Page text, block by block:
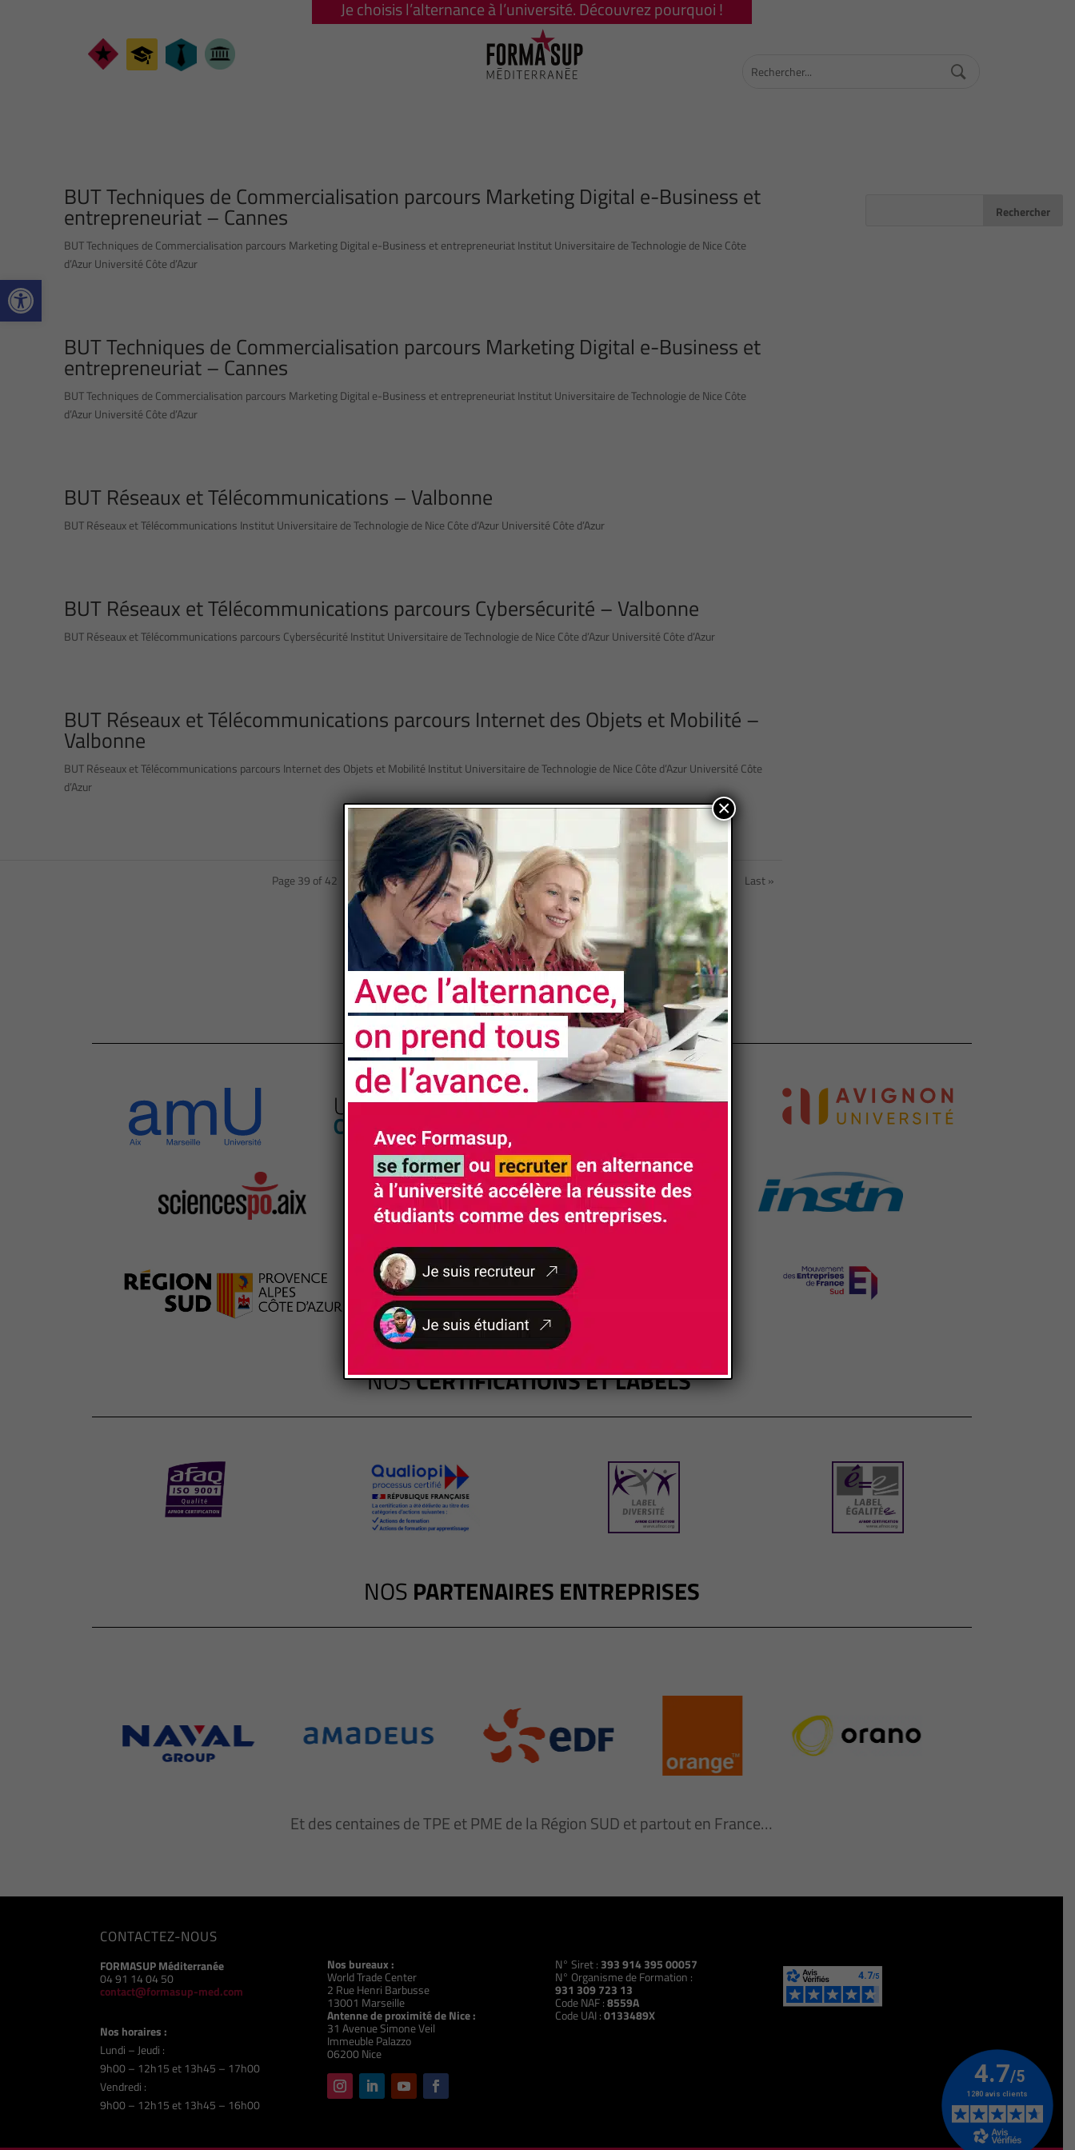
Ouvrir la barre d’outils
Je choisis l’alternance à l’université. Découvrez pourquoi !
BUT Techniques de Commercialisation parcours Marketing Digital e-Business et
entrepreneuriat – Cannes
BUT Techniques de Commercialisation parcours Marketing Digital e-Business et entrepreneuriat Institut Universitaire de Technologie de Nice Côte
d’Azur Université Côte d’Azur
BUT Techniques de Commercialisation parcours Marketing Digital e-Business et
entrepreneuriat – Cannes
BUT Techniques de Commercialisation parcours Marketing Digital e-Business et entrepreneuriat Institut Universitaire de Technologie de Nice Côte
d’Azur Université Côte d’Azur
BUT Réseaux et Télécommunications – Valbonne
BUT Réseaux et Télécommunications Institut Universitaire de Technologie de Nice Côte d’Azur Université Côte d’Azur
BUT Réseaux et Télécommunications parcours Cybersécurité – Valbonne
BUT Réseaux et Télécommunications parcours Cybersécurité Institut Universitaire de Technologie de Nice Côte d’Azur Université Côte d’Azur
BUT Réseaux et Télécommunications parcours Internet des Objets et Mobilité –
Valbonne
BUT Réseaux et Télécommunications parcours Internet des Objets et Mobilité Institut Universitaire de Technologie de Nice Côte d’Azur Université Côte
d’Azur
Page 39 of 42 « First « ... 10 20 30 ... 37 38 41 Last »
NOSPARTENAIRES
NOSCERTIFICATIONS ET LABELS
NOS PARTENAIRES ENTREPRISES
Et des centaines de TPE et PME de la Région SUD et partout en France…
CONTACTEZ-NOUS
FORMASUP Méditerranée
04 91 14 04 50
contact@formasup-med.com
Nos horaires :
Lundi – Jeudi :
9h00 – 12h15 et 13h45 – 17h00
Vendredi :
9h00 – 12h15 et 13h45 – 16h00
Nos bureaux :
World Trade Center
2 Rue Henri Barbusse
13001 Marseille
Antenne de proximité de Nice :
31 Avenue Simone Veil
Immeuble Palazzo
06200 Nice
N° Siret : 393 914 395 00057
N° Organisme de Formation :
931 309 723 13
Code NAF :8559A
Code UAI :0133489X
×